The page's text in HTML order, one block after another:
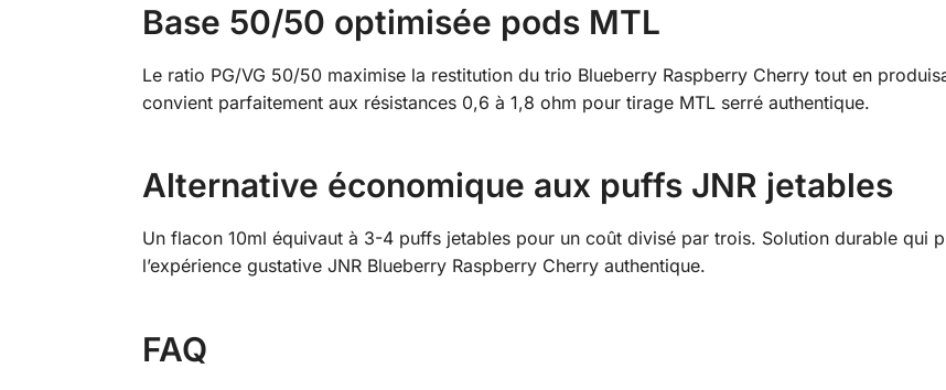
Base 50/50 optimisée pods MTL
Le ratio PG/VG 50/50 maximise la restitution du trio Blueberry Raspberry Cherry tout en
convient parfaitement aux résistances 0,6 à 1,8 ohm pour tirage MTL serré authentique.
Alternative économique aux puffs JNR jetables
Un flacon 10ml équivaut à 3-4 puffs jetables pour un coût divisé par trois. Solution durable qui
l’expérience gustative JNR Blueberry Raspberry Cherry authentique.
FAQ